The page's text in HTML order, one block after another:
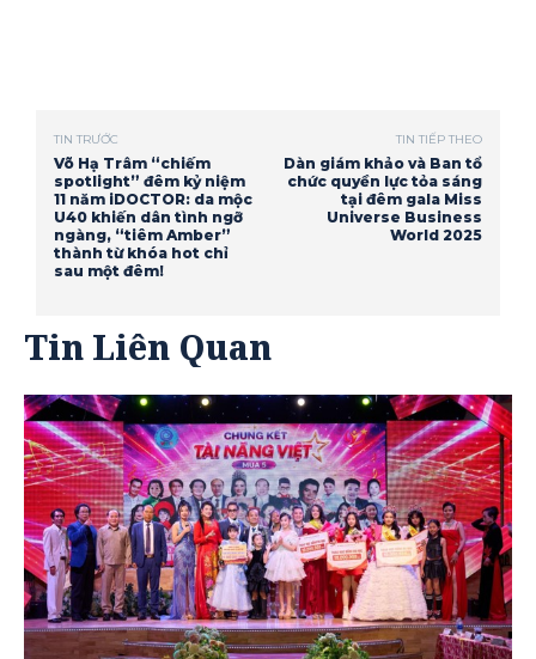
TIN TRƯỚC
Võ Hạ Trâm “chiếm
spotlight” đêm kỷ niệm
11 năm iDOCTOR: da mộc
U40 khiến dân tình ngỡ
ngàng, “tiêm Amber”
thành từ khóa hot chỉ
sau một đêm!
TIN TIẾP THEO
Dàn giám khảo và Ban tổ
chức quyền lực tỏa sáng
tại đêm gala Miss
Universe Business
World 2025
Tin Liên Quan